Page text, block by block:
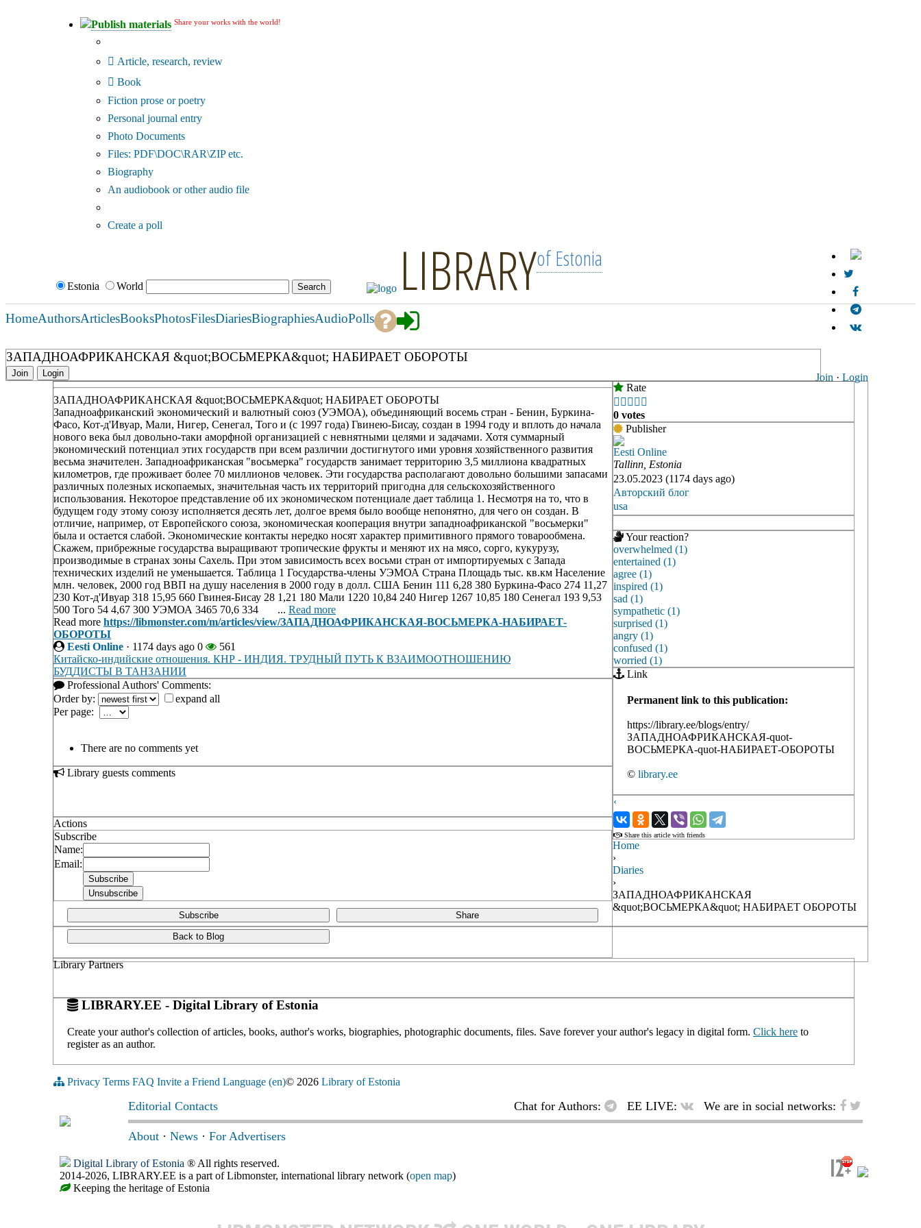
Publish materials Share your works with the world!
Article, research, review
Book
Fiction prose or poetry
Personal journal entry
Photo Documents
Files: PDF\DOC\RAR\ZIP etc.
Biography
An audiobook or other audio file
Create a poll
Estonia World LIBRARYof Estonia
Join · Login
HomeAuthorsArticlesBooksPhotosFilesDiariesBiographiesAudioPolls
ЗАПАДНОАФРИКАНСКАЯ &quot;ВОСЬМЕРКА&quot; НАБИРАЕТ ОБОРОТЫ
Join Login
ЗАПАДНОАФРИКАНСКАЯ &quot;ВОСЬМЕРКА&quot; НАБИРАЕТ ОБОРОТЫ
Западноафриканский экономический и валютный союз (УЭМОА), объединяющий восемь стран - Бенин, Буркина-
Фасо, Кот-д'Ивуар, Мали, Нигер, Сенегал, Того и (с 1997 года) Гвинею-Бисау, создан в 1994 году и вплоть до начала
нового века был довольно-таки аморфной организацией с невнятными целями и задачами. Хотя суммарный
экономический потенциал этих государств при всем различии достигнутого ими уровня хозяйственного развития
весьма значителен. Западноафриканская "восьмерка" государств занимает территорию 3,5 миллиона квадратных
километров, где проживает более 70 миллионов человек. Эти государства располагают довольно большими запасами
различных полезных ископаемых, значительная часть их территорий пригодна для сельскохозяйственного
использования. Некоторое представление об их экономическом потенциале дает таблица 1. Несмотря на то, что в
будущем году этому союзу исполняется десять лет, долгое время было вообще непонятно, для чего он создан. В
отличие, например, от Европейского союза, экономическая кооперация внутри западноафриканской "восьмерки"
была и остается слабой. Экономические контакты нередко носят характер примитивного прямого товарообмена.
Скажем, прибрежные государства выращивают тропические фрукты и меняют их на мясо, сорго, кукурузу,
производимые в странах зоны Сахель. При этом зависимость всех восьми стран от импортируемых с Запада
технических изделий не уменьшается. Таблица 1 Государства-члены УЭМОА Страна Площадь тыс. кв.км Население
млн. человек, 2000 год ВВП на душу населения в 2000 году в долл. США Бенин 111 6,28 380 Буркина-Фасо 274 11,27
230 Кот-д'Ивуар 318 15,95 660 Гвинея-Бисау 28 1,21 180 Мали 1220 10,84 240 Нигер 1267 10,85 180 Сенегал 193 9,53
500 Того 54 4,67 300 УЭМОА 3465 70,6 334 ... Read more
Read more https://libmonster.com/m/articles/view/ЗАПАДНОАФРИКАНСКАЯ-ВОСЬМЕРКА-НАБИРАЕТ-
ОБОРОТЫ
Eesti Online · 1174 days ago 0
561
Китайско-индийские отношения. КНР - ИНДИЯ. ТРУДНЫЙ ПУТЬ К ВЗАИМООТНОШЕНИЮ
БУДДИСТЫ В ТАНЗАНИИ
Professional Authors' Comments:
Order by:
expand all
Per page:
There are no comments yet
Library guests comments
Actions
Subscribe
Name:
Email:
Subscribe Share
Back to Blog
Rate
    
0 votes
Publisher
Eesti Online
Tallinn, Estonia
23.05.2023 (1174 days ago)
Авторский блог
usa
Your reaction?
overwhelmed (1)
entertained (1)
agree (1)
inspired (1)
sad (1)
sympathetic (1)
surprised (1)
angry (1)
confused (1)
worried (1)
Link
Permanent link to this publication:
https://library.ee/blogs/entry/
ЗАПАДНОАФРИКАНСКАЯ-quot-
ВОСЬМЕРКА-quot-НАБИРАЕТ-ОБОРОТЫ
© library.ee
‹
›
Share this article with friends
Library Partners
LIBRARY.EE - Digital Library of Estonia
Create your author's collection of articles, books, author's works, biographies, photographic documents, files. Save forever your author's legacy in digital form. Click here to
register as an author.
Home
›
Diaries
›
ЗАПАДНОАФРИКАНСКАЯ
&quot;ВОСЬМЕРКА&quot; НАБИРАЕТ ОБОРОТЫ
Privacy Terms FAQ Invite a Friend Language (en)© 2026 Library of Estonia
Editorial Contacts Chat for Authors: EE LIVE: We are in social networks:
About · News · For Advertisers
Digital Library of Estonia ® All rights reserved.
2014-2026, LIBRARY.EE is a part of Libmonster, international library network (open map)
Keeping the heritage of Estonia